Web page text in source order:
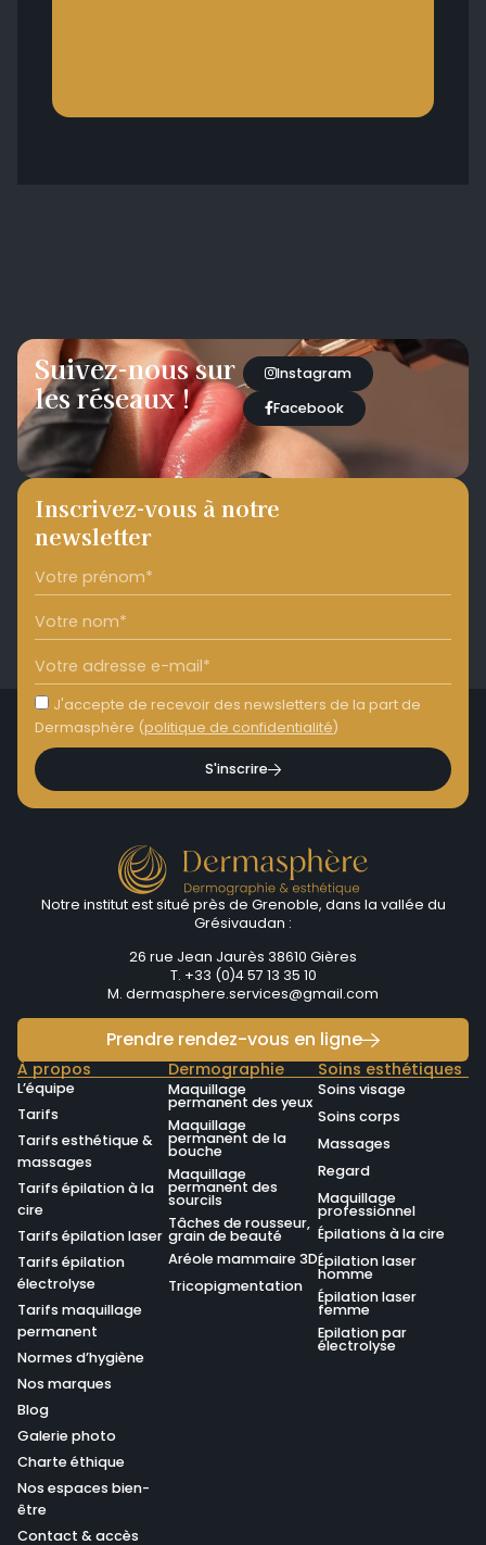
Suivez-nous sur
les réseaux !
Instagram
Facebook
Inscrivez-vous à notre
newsletter
J'accepte de recevoir des newsletters de la part de
Dermasphère (politique de confidentialité)
S'inscrire
Notre institut est situé près de Grenoble, dans la vallée du
Grésivaudan :
26 rue Jean Jaurès 38610 Gières
T. +33 (0)4 57 13 35 10
M. dermasphere.services@gmail.com
Prendre rendez-vous en ligne
À propos
L’équipe
Tarifs
Tarifs esthétique &
massages
Tarifs épilation à la
cire
Tarifs épilation laser
Tarifs épilation
électrolyse
Tarifs maquillage
permanent
Normes d’hygiène
Nos marques
Blog
Galerie photo
Charte éthique
Nos espaces bien-
être
Contact & accès
Dermographie
Maquillage
permanent des yeux
Maquillage
permanent de la
bouche
Maquillage
permanent des
sourcils
Tâches de rousseur,
grain de beauté
Aréole mammaire 3D
Tricopigmentation
Soins esthétiques
Soins visage
Soins corps
Massages
Regard
Maquillage
professionnel
Épilations à la cire
Épilation laser
homme
Épilation laser
femme
Epilation par
électrolyse